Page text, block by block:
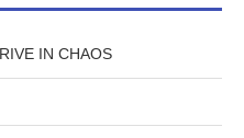
IN CHAOS